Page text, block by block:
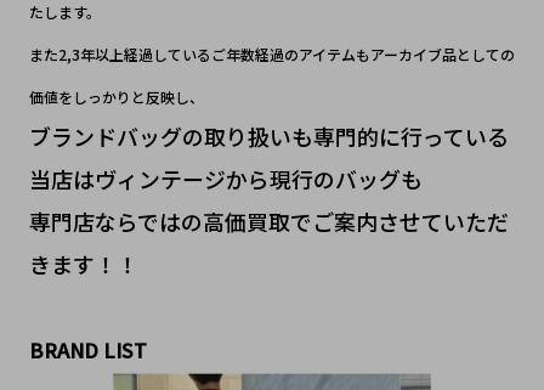
たします。
また2,3年以上経過しているご年数経過のアイテムもアーカイブ品としての
価値をしっかりと反映し、
ブランドバッグの取り扱いも専門的に行っている
当店はヴィンテージから現行のバッグも
専門店ならではの高価買取でご案内させていただ
きます！！
BRAND LIST